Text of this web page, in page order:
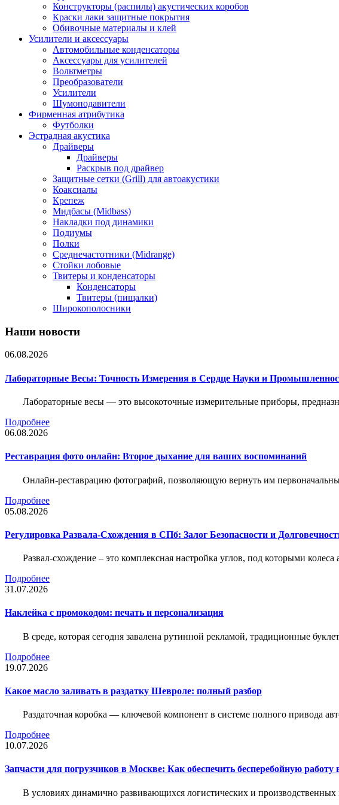
Конструкторы (распилы) акустических коробов
Краски лаки защитные покрытия
Обивочные материалы и клей
Усилители и аксессуары
Автомобильные конденсаторы
Аксессуары для усилителей
Вольтметры
Преобразователи
Усилители
Шумоподавители
Фирменная атрибутика
Футболки
Эстрадная акустика
Драйверы
Драйверы
Раскрыв под драйвер
Защитные сетки (Grill) для автоакустики
Коаксиалы
Крепеж
Мидбасы (Midbass)
Накладки под динамики
Подиумы
Полки
Среднечастотники (Midrange)
Стойки лобовые
Твитеры и конденсаторы
Конденсаторы
Твитеры (пищалки)
Широкополосники
Наши новости
06.08.2026
Лабораторные Весы: Точность Измерения в Сердце Науки и
Лабораторные весы — это высокоточные измерительные приборы,
Подробнее
06.08.2026
Реставрация фото онлайн: Второе дыхание для ваших воспоминаний
Онлайн-реставрацию фотографий, позволяющую вернуть им
Подробнее
05.08.2026
Регулировка Развала-Схождения в СПб: Залог Безопасности и
Развал-схождение – это комплексная настройка углов, под которыми
Подробнее
31.07.2026
Наклейка c промокодом: печать и персонализация
В среде, которая сегодня завалена рутинной рекламой, традиционные
Подробнее
19.07.2026
Какое масло заливать в раздатку Шевроле: полный разбор
Раздаточная коробка — ключевой компонент в системе полного привода
Подробнее
10.07.2026
Запчасти для погрузчиков в Москве: Как обеспечить бесперебойную
В условиях динамично развивающихся логистических и